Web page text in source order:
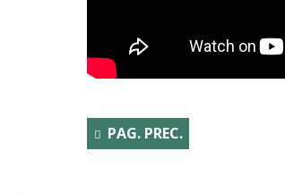
PAG. PREC.